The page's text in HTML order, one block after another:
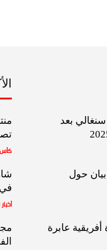
كأس
بعد
بيان حول
عابرة